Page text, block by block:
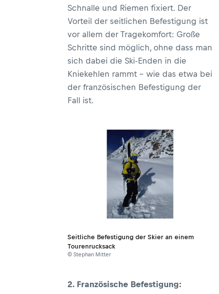
Schnalle und Riemen fixiert. Der
Vorteil der seitlichen Befestigung ist
vor allem der Tragekomfort: Große
Schritte sind möglich, ohne dass man
sich dabei die Ski-Enden in die
Kniekehlen rammt – wie das etwa bei
der französischen Befestigung der
Fall ist.
Seitliche Befestigung der Skier an einem
Tourenrucksack
© Stephan Mitter
2. Französische Befestigung: